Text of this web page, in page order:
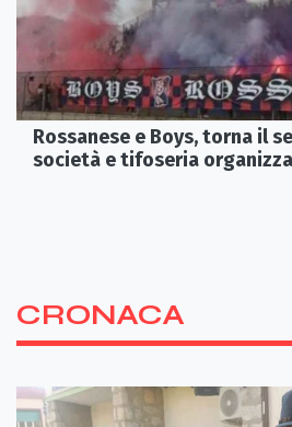
Rossanese e Boys, torna il
società e tifoseria
CRONACA